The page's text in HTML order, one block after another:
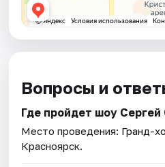
Вопросы и
Где пройдет шоу
Место проведения: Гранд-
Красноярск.